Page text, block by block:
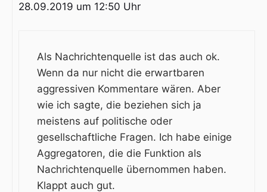
28.09.2019 um 12:50 Uhr
Als Nachrichtenquelle ist das auch ok.
Wenn da nur nicht die erwartbaren
aggressiven Kommentare wären. Aber
wie ich sagte, die beziehen sich ja
meistens auf politische oder
gesellschaftliche Fragen. Ich habe einige
Aggregatoren, die die Funktion als
Nachrichtenquelle übernommen haben.
Klappt auch gut.